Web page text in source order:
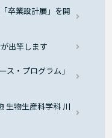
卒業設計展」を開
出竿します
ス・プログラム」
生物生産科学科 川